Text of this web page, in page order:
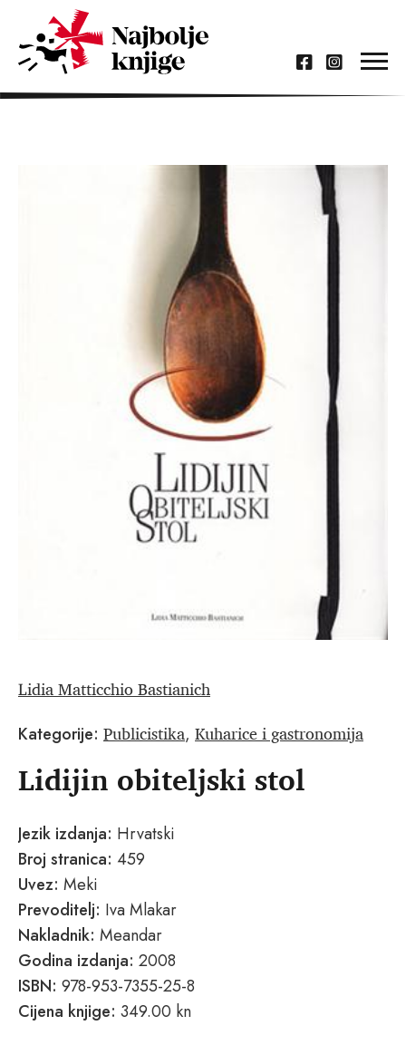
Lidia Matticchio Bastianich
Kategorije: Publicistika, Kuharice i gastronomija
Lidijin obiteljski stol
Jezik izdanja: Hrvatski
Broj stranica: 459
Uvez: Meki
Prevoditelj: Iva Mlakar
Nakladnik: Meandar
Godina izdanja: 2008
ISBN: 978-953-7355-25-8
Cijena knjige: 349.00 kn